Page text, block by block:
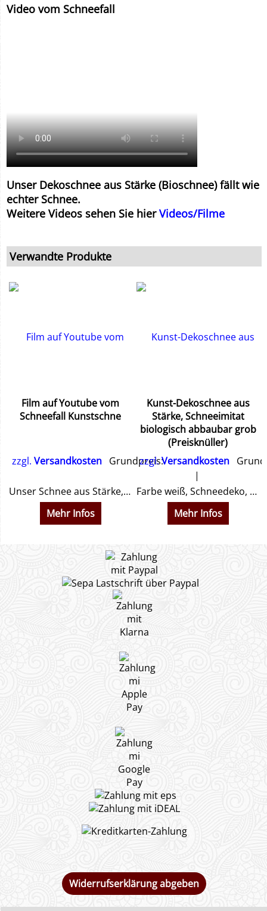
Video vom Schneefall
Unser Dekoschnee aus Stärke (Bioschnee) fällt wie
echter Schnee.
Weitere Videos sehen Sie hierVideos/Filme
Verwandte Produkte
Film auf Youtube vom
Schneefall Kunstschne
zzgl.Versandkosten Grundpreis:
Unser Schnee aus Stärke, Bioschnee, fällt wie echter Schnee zu Boden. Unter diesem Link finden Sie Videos.
Mehr Infos
Kunst-Dekoschnee aus
Stärke, Schneeimitat
biologisch abbaubar grob
(Preisknüller)
zzgl.Versandkosten
Farbe weiß, Schneedeko, Streuschnee, Stärkeschnee, Kunstschnee aus Stärke, Schneeimitat, Bio-Schnee, Schneeflocken, Dekorationsschnee aus Weizengrieß Stärke, biologisch abbaubar.
Mehr Infos
Widerrufserklärung abgeben